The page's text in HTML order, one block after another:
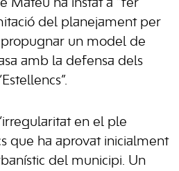
Mateu ha instat a “fer
del planejament per
propugnar un model de
amb la defensa dels
en el ple
que ha aprovat inicialment
del municipi. Un